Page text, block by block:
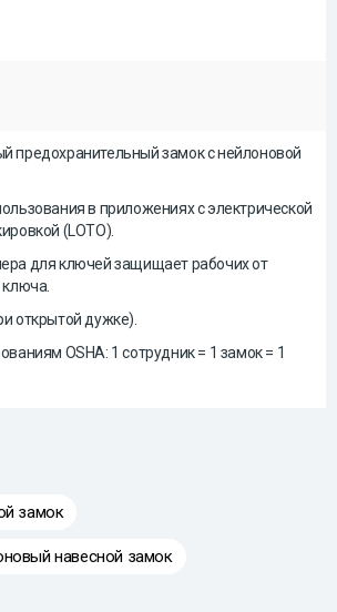
предохранительный замок с нейлоновой
в приложениях с электрической
(LOTO).
для ключей защищает рабочих от
открытой дужке).
OSHA: 1 сотрудник = 1 замок = 1
замок
навесной замок